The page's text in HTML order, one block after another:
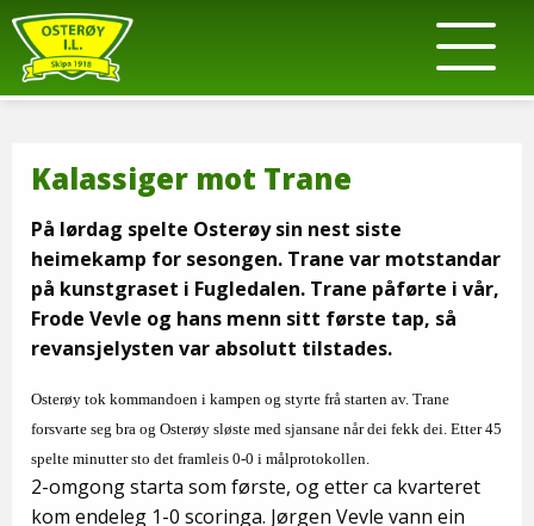
Kalassiger mot Trane
På lørdag spelte Osterøy sin nest siste
heimekamp for sesongen. Trane var motstandar
på kunstgraset i Fugledalen. Trane påførte i vår,
Frode Vevle og hans menn sitt første tap, så
revansjelysten var absolutt tilstades.
Osterøy tok kommandoen i kampen og styrte frå starten av. Trane
forsvarte seg bra og Osterøy sløste med sjansane når dei fekk dei. Etter 45
spelte minutter sto det framleis 0-0 i målprotokollen.
2-omgong starta som første, og etter ca kvarteret
kom endeleg 1-0 scoringa. Jørgen Vevle vann ein